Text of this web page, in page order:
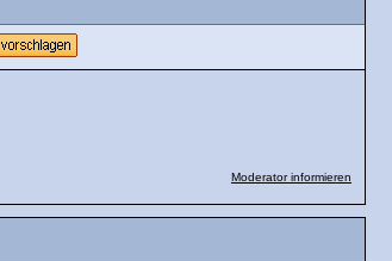
Moderator informieren